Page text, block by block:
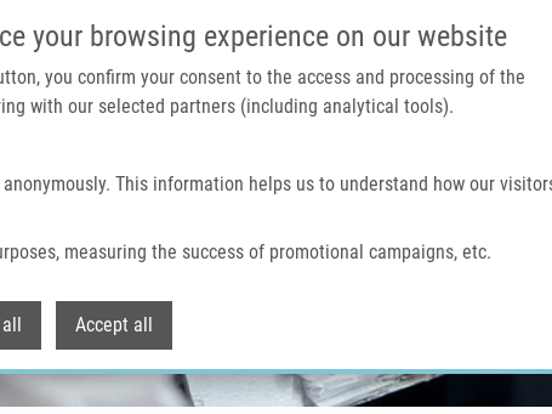
your browsing experience on our website
you confirm your consent to the access and processing of the
with our selected partners (including analytical tools).
This information helps us to understand how our
measuring the success of promotional campaigns, etc.
Accept all
IMTM
Domů O nás